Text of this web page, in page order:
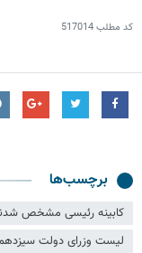
کد مطلب517014
برچسب‌ها
کابینه رئیسی مشخص
لیست وزرای دولت